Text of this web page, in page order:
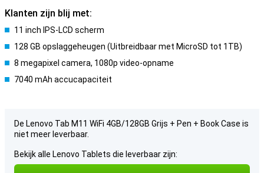
Klanten zijn blij met:
11 inch IPS-LCD scherm
128 GB opslaggeheugen (Uitbreidbaar met MicroSD tot 1TB)
8 megapixel camera, 1080p video-opname
7040 mAh accucapaciteit
De Lenovo Tab M11 WiFi 4GB/128GB Grijs + Pen + Book Case is
niet meer leverbaar.
Bekijk alle Lenovo Tablets die leverbaar zijn: